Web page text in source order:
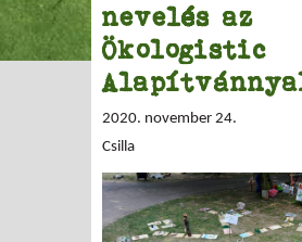
nevelés az
Ökologistic
2020. november 24.
Csilla